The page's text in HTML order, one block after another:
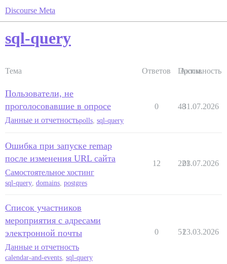
Discourse Meta
sql-query
Тема Ответов Просм.
Активность
Пользователи, не
проголосовавшие в опросе
Данные и отчетностьpolls sql-query
0 4831.07.2026
Ошибка при запуске remap
после изменения URL сайта
Самостоятельное хостинг
sql-query, domains, postgres
12 221
03.07.2026
Список участников
мероприятия с адресами
электронной почты
Данные и отчетность
calendar-and-events, sql-query
0 5123.03.2026